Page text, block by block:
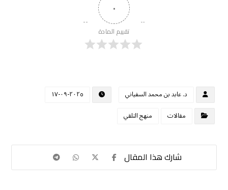
٠
تقييم المادة
د. عابد بن محمد السفياني
٢٠٢٥-٠٩-١٧
مقالات
منهج التلقي